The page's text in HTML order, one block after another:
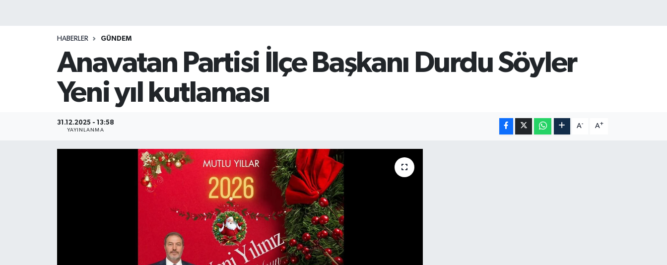
HABERLER GÜNDEM
Anavatan Partisi İlçe Başkanı Durdu Söyler
Yeni yıl kutlaması
31.12.2025 - 13:58
YAYINLANMA
A- A+